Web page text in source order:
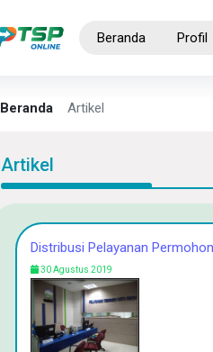
Beranda Profil
Beranda Artikel
Artikel
Distribusi Pelayanan
30 Agustus 2019